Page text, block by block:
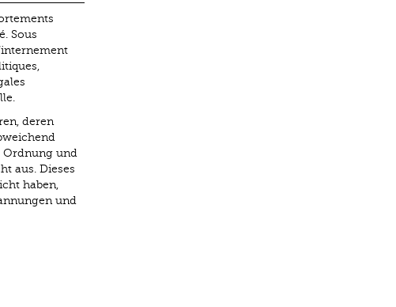
Sous
deren
Ordnung und
aus. Dieses
haben,
und